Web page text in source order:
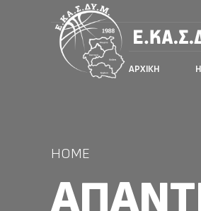
ΑΡΧΙΚΉ
HOME